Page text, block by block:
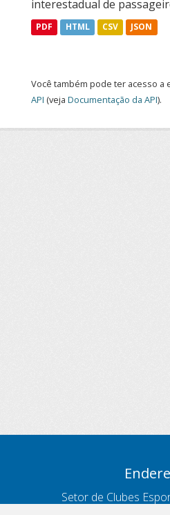
interestadual de
PDF HTML CSV JSON
Você também pode ter acesso a
API (veja Documentação da API).
Setor de Clubes